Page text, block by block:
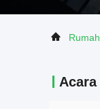
Rumah
Acara